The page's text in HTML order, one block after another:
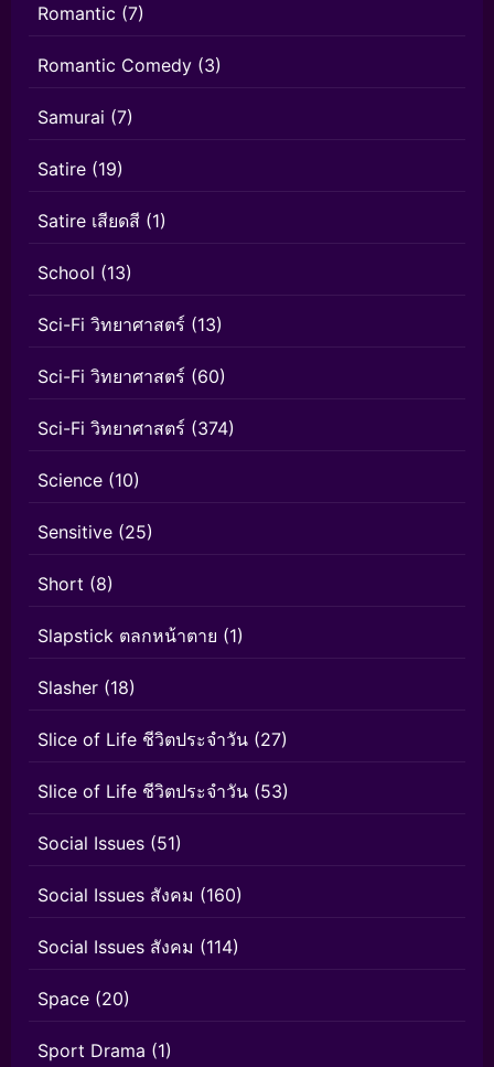
Romantic (7)
Romantic Comedy (3)
Samurai (7)
Satire (19)
Satire เสียดสี (1)
School (13)
Sci-Fi วิทยาศาสตร์ (13)
Sci-Fi วิทยาศาสตร์ (60)
Sci-Fi วิทยาศาสตร์ (374)
Science (10)
Sensitive (25)
Short (8)
Slapstick ตลกหน้าตาย (1)
Slasher (18)
Slice of Life ชีวิตประจำวัน (27)
Slice of Life ชีวิตประจำวัน (53)
Social Issues (51)
Social Issues สังคม (160)
Social Issues สังคม (114)
Space (20)
Sport Drama (1)